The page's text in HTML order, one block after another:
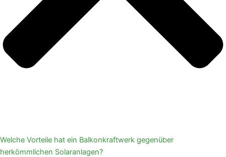
Welche Vorteile hat ein Balkonkraftwerk gegenüber
herkömmlichen Solaranlagen?